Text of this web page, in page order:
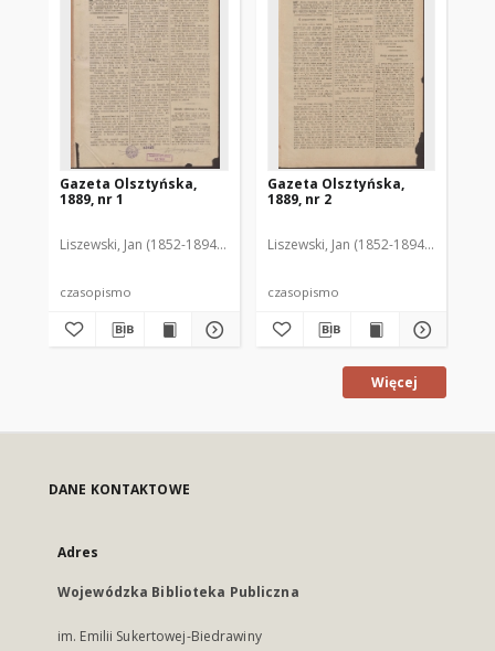
Gazeta Olsztyńska,
1889, nr 1
Liszewski, Jan (1852-1894). Red.
czasopismo
Gazeta Olsztyńska,
1889, nr 2
Liszewski, Jan (1852-1894). Red.
czasopismo
Więcej
DANE KONTAKTOWE
Adres
Wojewódzka Biblioteka Publiczna
im. Emilii Sukertowej-Biedrawiny